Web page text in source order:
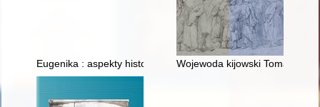
Eugenika : aspekty historyczne, biologiczne i edukacyjne
Wojewoda kijowski Tomasz